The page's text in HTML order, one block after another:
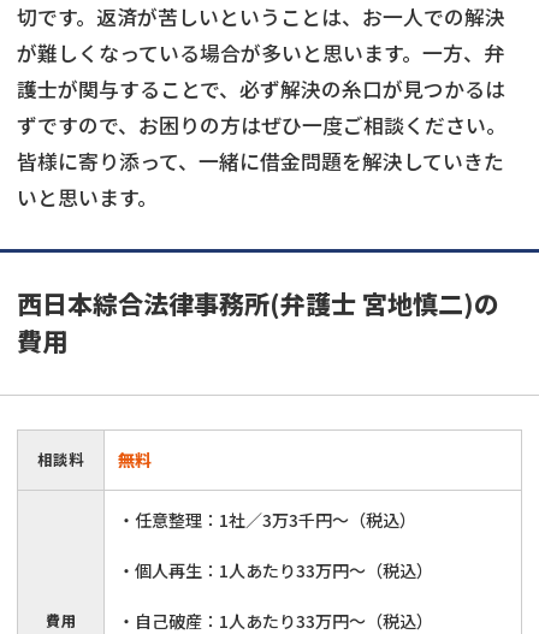
切です。返済が苦しいということは、お一人での解決
が難しくなっている場合が多いと思います。一方、弁
護士が関与することで、必ず解決の糸口が見つかるは
ずですので、お困りの方はぜひ一度ご相談ください。
皆様に寄り添って、一緒に借金問題を解決していきた
いと思います。
西日本綜合法律事務所(弁護士 宮地慎二)の
費用
相談料 無料
費用
・任意整理：1社／3万3千円〜（税込）
・個人再生：1人あたり33万円～（税込）
・自己破産：1人あたり33万円～（税込）